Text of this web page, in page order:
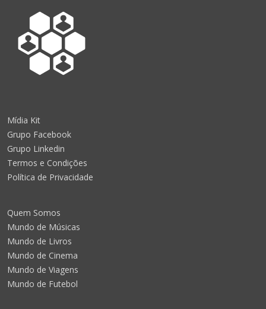
Mídia Kit
Grupo Facebook
Grupo Linkedin
Termos e Condições
Política de Privacidade
Quem Somos
Mundo de Músicas
Mundo de Livros
Mundo de Cinema
Mundo de Viagens
Mundo de Futebol